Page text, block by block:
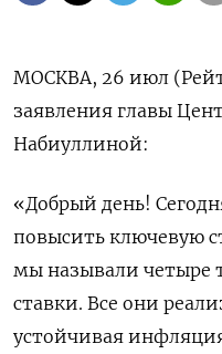
МОСКВА, 26 июл
заявления главы
Набиуллиной:
«Добрый день!
повысить ключевую
мы называли четыре
ставки. Все они
устойчивая